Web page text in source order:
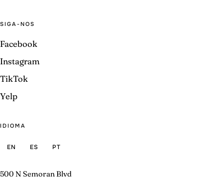
SIGA-NOS
Facebook
Instagram
TikTok
Yelp
IDIOMA
EN ES PT
500 N Semoran Blvd